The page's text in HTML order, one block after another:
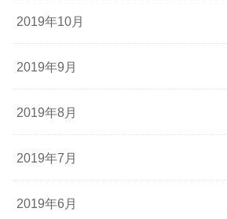
2019年10月
2019年9月
2019年8月
2019年7月
2019年6月